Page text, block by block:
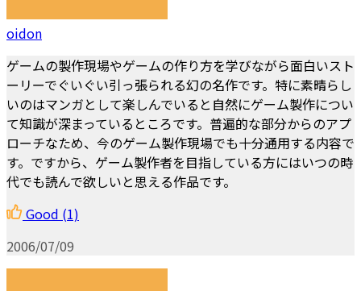
oidon
ゲームの製作現場やゲームの作り方を学びながら面白いスト
ーリーでぐいぐい引っ張られる幻の名作です。特に素晴らし
いのはマンガとして楽しんでいると自然にゲーム製作につい
て知識が深まっているところです。普遍的な部分からのアプ
ローチなため、今のゲーム製作現場でも十分通用する内容で
す。ですから、ゲーム製作者を目指している方にはいつの時
代でも読んで欲しいと思える作品です。
Good (1)
2006/07/09